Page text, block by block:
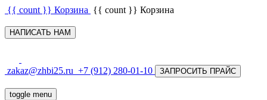
{{ count }} Корзина {{ count }} Корзина
НАПИСАТЬ НАМ
zakaz@zhbi25.ru +7 (912) 280-01-10 ЗАПРОСИТЬ ПРАЙС
toggle menu